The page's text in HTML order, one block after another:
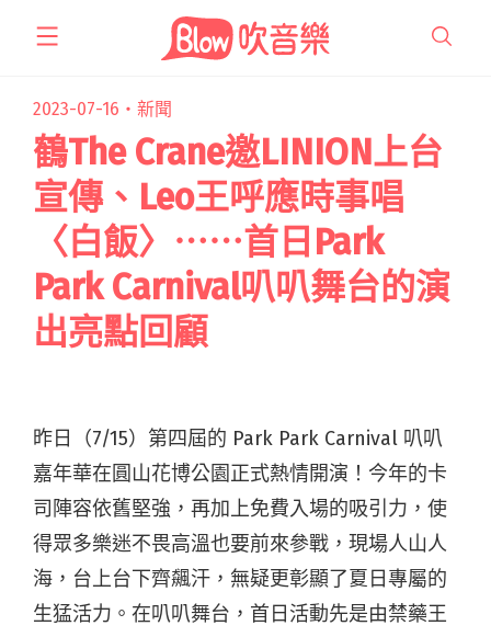
2023-07-16・ 新聞
鶴The Crane邀LINION上台
宣傳、Leo王呼應時事唱
〈白飯〉⋯⋯首日Park
Park Carnival叭叭舞台的演
出亮點回顧
昨日（7/15）第四屆的 Park Park Carnival 叭叭
嘉年華在圓山花博公園正式熱情開演！今年的卡
司陣容依舊堅強，再加上免費入場的吸引力，使
得眾多樂迷不畏高溫也要前來參戰，現場人山人
海，台上台下齊飆汗，無疑更彰顯了夏日專屬的
生猛活力。 在叭叭舞台，首日活動先是由禁藥王